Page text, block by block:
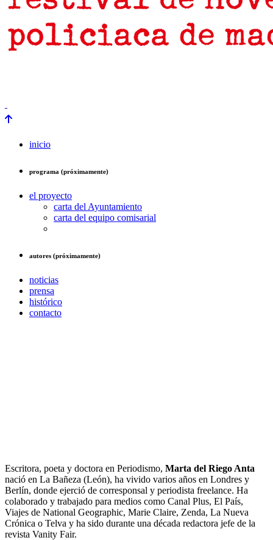
inicio
programa (próximamente)
el proyecto
carta del Ayuntamiento
carta del equipo comisarial
autores (próximamente)
noticias
prensa
histórico
contacto
Escritora, poeta y doctora en Periodismo, Marta del Riego Anta
nació en La Bañeza (León), ha vivido varios años en Londres y
Berlín, donde ejerció de corresponsal y periodista freelance. Ha
colaborado y trabajado para medios como Canal Plus, El País,
Viajes de National Geographic, Marie Claire, Zenda, La Nueva
Crónica o Telva y ha sido durante una década redactora jefe de la
revista Vanity Fair.